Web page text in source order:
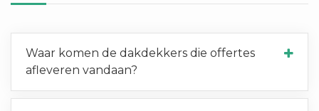
Waar komen de dakdekkers die offertes
afleveren vandaan?